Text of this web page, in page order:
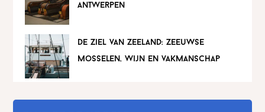
antwerpen
de ziel van zeeland: zeeuwse
mosselen, wijn en vakmanschap